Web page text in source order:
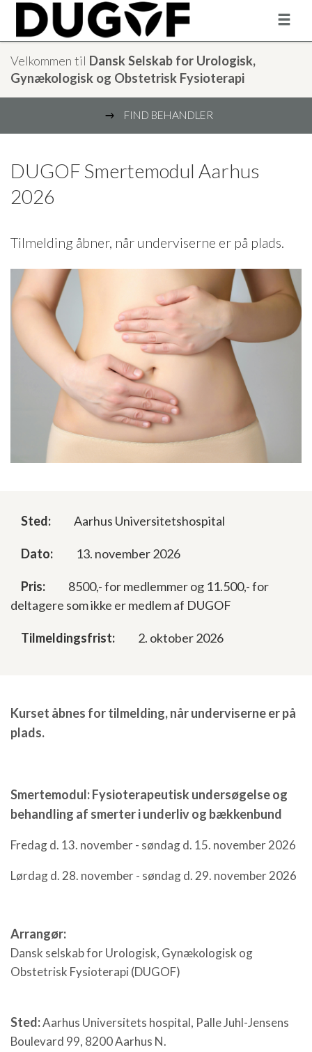
Velkommen til Dansk Selskab for Urologisk,
Gynækologisk og Obstetrisk Fysioterapi
9 FIND BEHANDLER
DUGOF Smertemodul Aarhus
2026
Tilmelding åbner, når underviserne er på plads.
Sted: Aarhus Universitetshospital
Dato: 13. november 2026
Pris:
8500,- for medlemmer og 11.500,- for
deltagere som ikke er medlem af DUGOF
Tilmeldingsfrist: 2. oktober 2026
Kurset åbnes for tilmelding, når underviserne er på
plads.
Smertemodul: Fysioterapeutisk undersøgelse og
behandling af smerter i underliv og bækkenbund
Fredag d. 13. november - søndag d. 15. november 2026
Lørdag d. 28. november - søndag d. 29. november 2026
Arrangør:
Dansk selskab for Urologisk, Gynækologisk og
Obstetrisk Fysioterapi (DUGOF)
Sted:Aarhus Universitets hospital, Palle Juhl-Jensens
Boulevard 99, 8200 Aarhus N.